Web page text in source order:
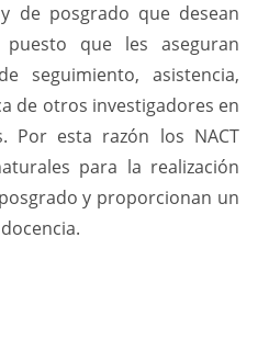
de posgrado que desean
que les aseguran
seguimiento, asistencia,
de otros investigadores en
Por esta razón los NACT
para la realización
y proporcionan un